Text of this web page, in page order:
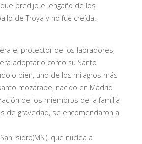
predijo el engaño de los
de Troya y no fue creída.
el protector de los labradores,
adoptarlo como su Santo
bien, uno de los milagros más
mozárabe, nacido en Madrid
de los miembros de la familia
de gravedad, se encomendaron a
Isidro(MSI), que nuclea a